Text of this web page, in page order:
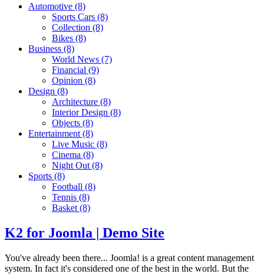
Automotive (8)
Sports Cars (8)
Collection (8)
Bikes (8)
Business (8)
World News (7)
Financial (9)
Opinion (8)
Design (8)
Architecture (8)
Interior Design (8)
Objects (8)
Entertainment (8)
Live Music (8)
Cinema (8)
Night Out (8)
Sports (8)
Football (8)
Tennis (8)
Basket (8)
K2 for Joomla | Demo Site
You've already been there... Joomla! is a great content management
system. In fact it's considered one of the best in the world. But the